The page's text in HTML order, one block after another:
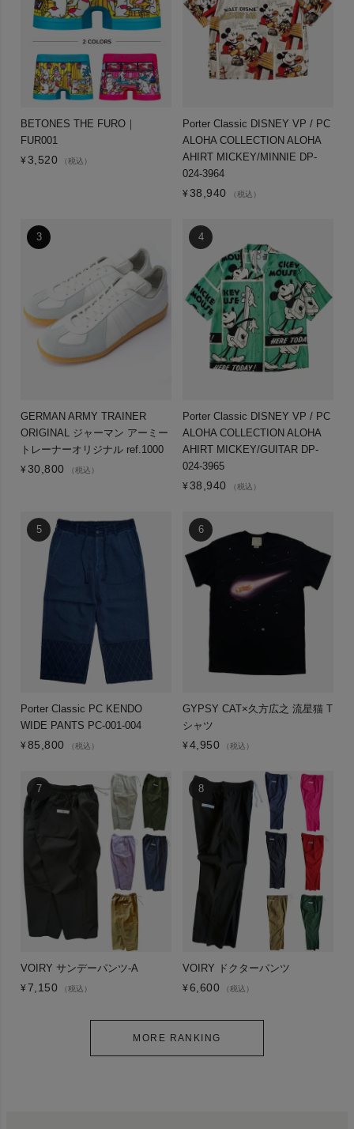
BETONES THE FURO｜
FUR001
¥3,520 （税込）
Porter Classic DISNEY VP / PC
ALOHA COLLECTION ALOHA
AHIRT MICKEY/MINNIE DP-
024-3964
¥38,940 （税込）
GERMAN ARMY TRAINER
ORIGINAL ジャーマン アーミー
トレーナーオリジナル ref.1000
¥30,800 （税込）
Porter Classic DISNEY VP / PC
ALOHA COLLECTION ALOHA
AHIRT MICKEY/GUITAR DP-
024-3965
¥38,940 （税込）
Porter Classic PC KENDO
WIDE PANTS PC-001-004
¥85,800 （税込）
GYPSY CAT×久方広之 流星猫 T
シャツ
¥4,950 （税込）
VOIRY サンデーパンツ-A
¥7,150 （税込）
VOIRY ドクターパンツ
¥6,600 （税込）
MORE RANKING